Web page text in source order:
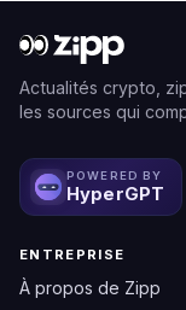
Actualités crypto,
les sources qui
POWERED BY
HyperGPT
ENTREPRISE
À propos de Zipp